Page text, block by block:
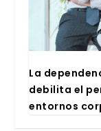
La
debi­li­ta el
entor­nos